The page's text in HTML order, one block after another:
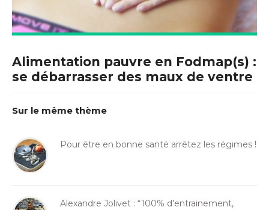
Alimentation pauvre en Fodmap(s) :
se débarrasser des maux de ventre
Sur le même thème
Pour être en bonne santé arrêtez les régimes !
Alexandre Jolivet : “100% d’entrainement,